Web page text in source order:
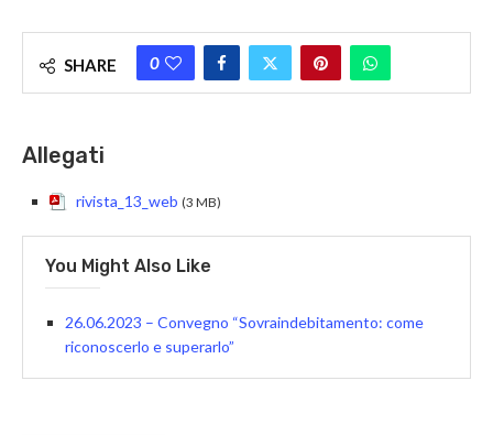
SHARE 0
Allegati
rivista_13_web (3 MB)
You Might Also Like
26.06.2023 – Convegno “Sovraindebitamento: come
riconoscerlo e superarlo”